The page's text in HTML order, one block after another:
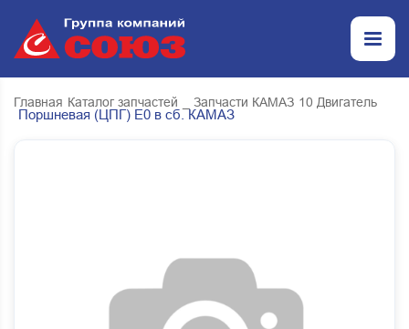
Главная Каталог запчастей _ Запчасти КАМАЗ 10 Двигатель
Поршневая (ЦПГ) Е0 в сб. КАМАЗ